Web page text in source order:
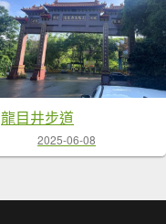
龍目井步道
2025-06-08